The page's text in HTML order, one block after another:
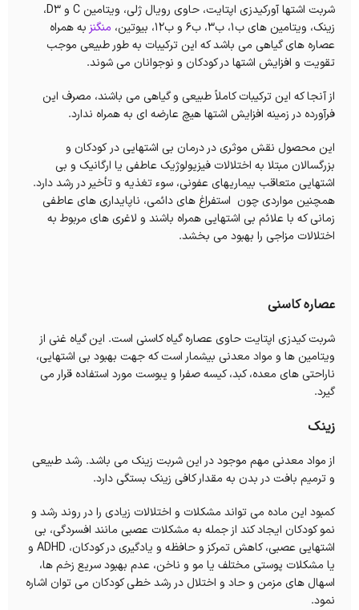
شربت اشتها آورکیدزی اپتایت، حاوی رویال ژلی، ویتامین C و D3،
زینک، ویتامین های ب1، ب3، ب6 و ب12، بیوتین،
منگنز به همراه
عصاره های گیاهی می باشد که این ترکیبات به طور طبیعی موجب
تقویت و افزایش اشتها در کودکان و نوجوانان می شوند.
از آنجا که این ترکیبات کاملاً طبیعی و گیاهی می باشند، مصرف این
فرآورده در زمینه افزایش اشتها هیچ عارضه ای به همراه ندارد.
این محصول نقش موثری در درمان بی اشتهایی در کودکان و
بزرگسالان مبتلا به اختلالات فیزیولوژیک عاطفی یا ارگانیک و بی
اشتهایی متعاقب بیماریهای عفونی، سوء تغذیه و تأخیر در رشد دارد.
همچنین مواردی چون استفراغ های دائمی، ناپایداری های عاطفی
زمانی که با علائم بی اشتهایی همراه باشند و لاغری های مربوط به
اختلالات مزاجی را بهبود می بخشد.
عصاره کاسنی
شربت کیدزی اپتایت حاوی عصاره گیاه کاسنی است. این گیاه غنی از
ویتامین ها و مواد معدنی بیشمار است که جهت بهبود بی اشتهایی،
ناراحتی های معده، کبد، کیسه صفرا و یبوست مورد استفاده قرار می
گیرد.
زینک
از مواد معدنی مهم موجود در این شربت زینک می باشد. رشد طبیعی
و ترمیم بافت در بدن به مقدار کافی زینک بستگی دارد.
کمبود این ماده می تواند مشکلات و اختلالات زیادی را در روند رشد و
نمو کودکان ایجاد کند از جمله به مشکلات عصبی مانند افسردگی، بی
‌اشتهایی عصبی، کاهش تمرکز و حافظه و یادگیری در کودکان، ADHD و
یا مشکلات پوستی مختلف یا مو و ناخن، عدم بهبود سریع زخم ها،
اسهال های مزمن و حاد و اختلال در رشد خطی کودکان می توان اشاره
نمود.